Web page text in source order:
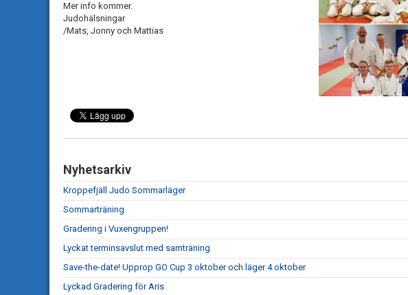
Mer info kommer.
Judohälsningar
/Mats, Jonny och Mattias
Nyhetsarkiv
Kroppefjäll Judo Sommarläger
Sommarträning
Gradering i Vuxengruppen!
Lyckat terminsavslut med samträning
Save-the-date! Upprop GO Cup 3 oktober och läger 4 oktober
Lyckad Gradering för Aris